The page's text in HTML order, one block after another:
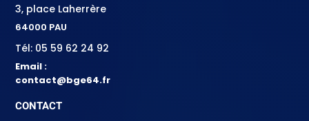
3, place Laherrère
64000 PAU
Tél: 05 59 62 24 92
Email :
contact@bge64.fr
CONTACT